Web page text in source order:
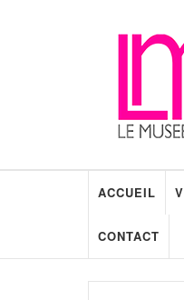
ACCUEIL
CONTACT